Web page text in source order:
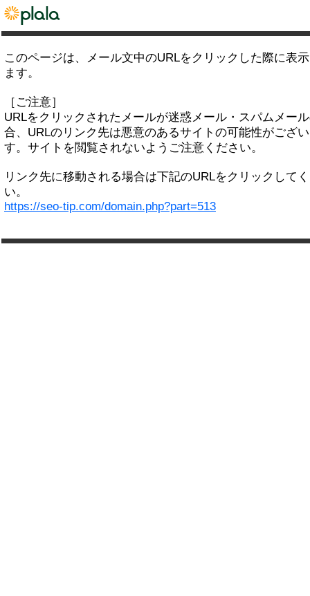
このページは、メール文中のURLをクリックした際に表
ます。
［ご注意］
URLをクリックされたメールが迷惑メール・スパムメー
合、URLのリンク先は悪意のあるサイトの可能性がござ
す。サイトを閲覧されないようご注意ください。
リンク先に移動される場合は下記のURLをクリックして
い。
https://seo-tip.com/domain.php?part=513